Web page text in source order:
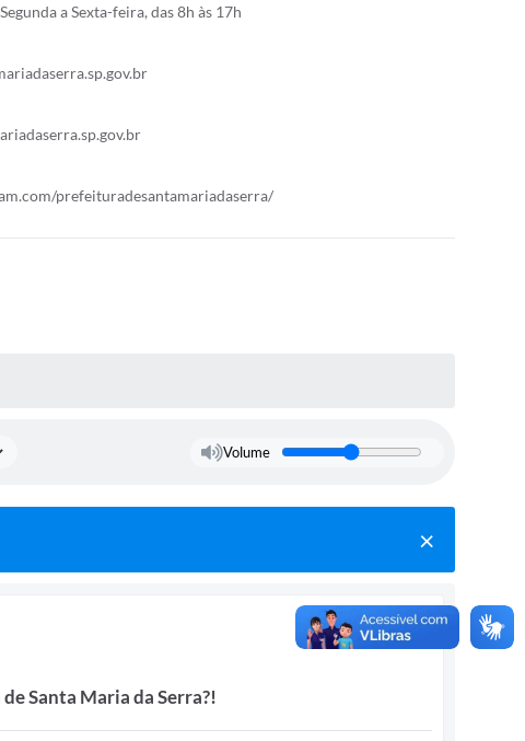
a Sexta-feira, das 8h às 17h
prefeituradesantamariadaserra/
Volume
Santa Maria da Serra?!